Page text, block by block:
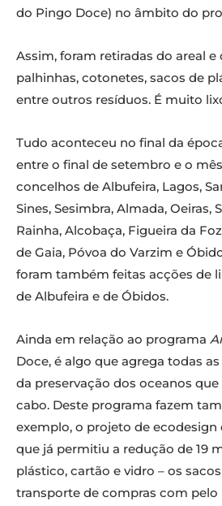
do Pingo Doce) no âmbito do
Assim, foram retiradas do areal e
palhinhas, cotonetes, sacos de
entre outros resíduos. É muito
Tudo aconteceu no final da
entre o final de setembro e o
concelhos de Albufeira, Lagos,
Sines, Sesimbra, Almada, Oeiras,
Rainha, Alcobaça, Figueira da
de Gaia, Póvoa do Varzim e
foram também feitas acções de
de Albufeira e de Óbidos.
Ainda em relação ao programa
Doce, é algo que agrega todas
da preservação dos oceanos que
cabo. Deste programa fazem
exemplo, o projeto de ecodesign
que já permitiu a redução de 19
plástico, cartão e vidro – os
transporte de compras com pelo